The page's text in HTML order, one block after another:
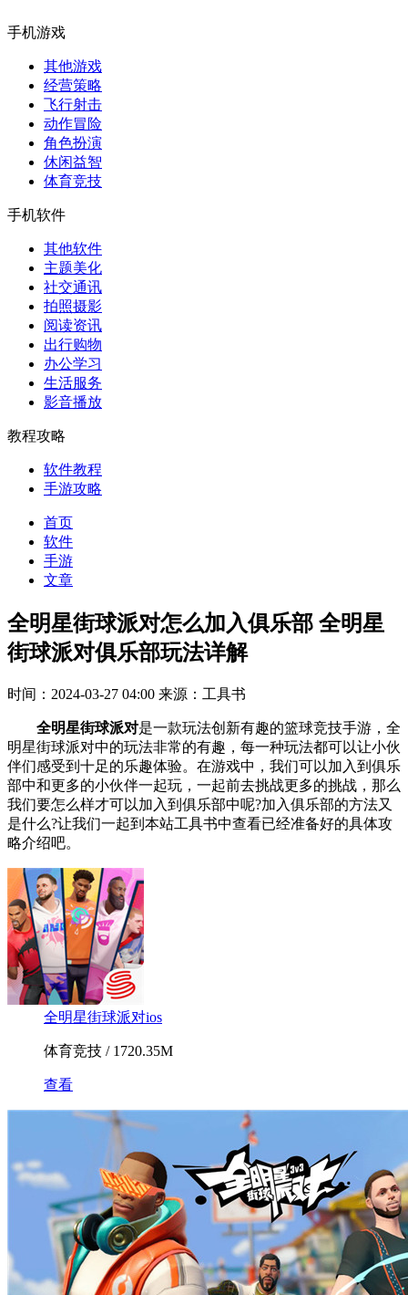
手机游戏
其他游戏
经营策略
飞行射击
动作冒险
角色扮演
休闲益智
体育竞技
手机软件
其他软件
主题美化
社交通讯
拍照摄影
阅读资讯
出行购物
办公学习
生活服务
影音播放
教程攻略
软件教程
手游攻略
首页
软件
手游
文章
全明星街球派对怎么加入俱乐部 全明星
街球派对俱乐部玩法详解
时间：2024-03-27 04:00 来源：工具书
全明星街球派对是一款玩法创新有趣的篮球竞技手游，全
明星街球派对中的玩法非常的有趣，每一种玩法都可以让小伙
伴们感受到十足的乐趣体验。在游戏中，我们可以加入到俱乐
部中和更多的小伙伴一起玩，一起前去挑战更多的挑战，那么
我们要怎么样才可以加入到俱乐部中呢?加入俱乐部的方法又
是什么?让我们一起到本站工具书中查看已经准备好的具体攻
略介绍吧。
全明星街球派对ios
体育竞技 / 1720.35M
查看